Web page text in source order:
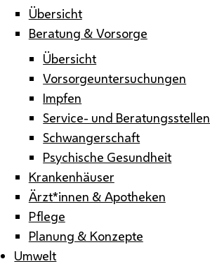
Übersicht
Beratung & Vorsorge
Übersicht
Vorsorgeuntersuchungen
Impfen
Service- und Beratungsstellen
Schwangerschaft
Psychische Gesundheit
Krankenhäuser
Ärzt*innen & Apotheken
Pflege
Planung & Konzepte
Umwelt